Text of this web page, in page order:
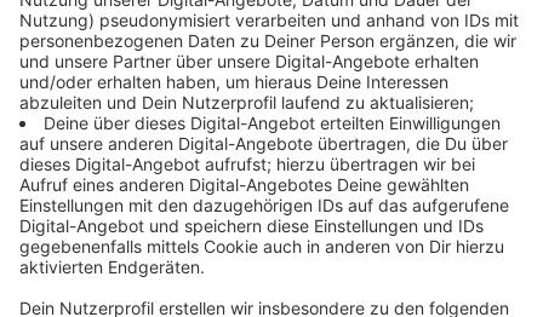
Anzeige
Dabei hat sie sich auch wieder viel prominente Gäste in
Boot geholt. Ariana Grande ist bei "Rain on me", der
aktuellen Single dabei. Elton John kooperiert mit Lady
Gaga bei "Sine from above". Da sind die ersten Takte
fast schon ein kleiner Scherz. Ruhig und mit Regen
unterlegt, nur um dann zu einer Dance-Nummer zu
werden